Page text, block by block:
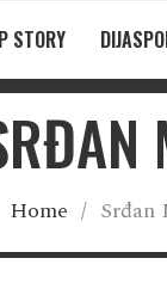
STORY
Home / Srđan